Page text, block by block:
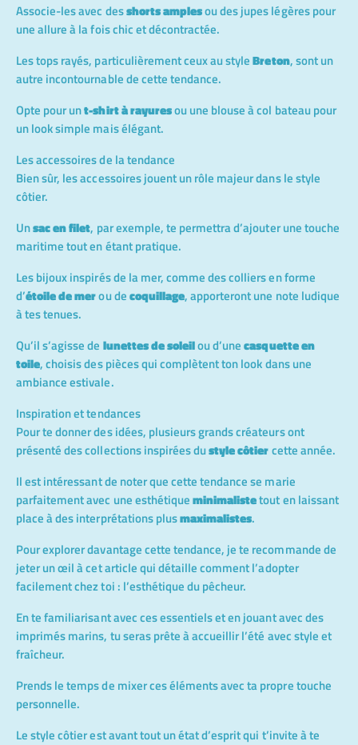
Associe-les avec desshorts amplesou des jupes légères pour
une allure à la fois chic et décontractée.
Les tops rayés, particulièrement ceux au styleBreton, sont un
autre incontournable de cette tendance.
Opte pour unt-shirt à rayuresou une blouse à col bateau pour
un look simple mais élégant.
Les accessoires de la tendance
Bien sûr, les accessoires jouent un rôle majeur dans le style
côtier.
Unsac en filet, par exemple, te permettra d’ajouter une touche
maritime tout en étant pratique.
Les bijoux inspirés de la mer, comme des colliers en forme
d’étoile de merou decoquillage, apporteront une note ludique
à tes tenues.
Qu’il s’agisse de lunettes de soleilou d’unecasquette en
toile, choisis des pièces qui complètent ton look dans une
ambiance estivale.
Inspiration et tendances
Pour te donner des idées, plusieurs grands créateurs ont
présenté des collections inspirées dustyle côtiercette année.
Il est intéressant de noter que cette tendance se marie
parfaitement avec une esthétiqueminimalistetout en laissant
place à des interprétations plusmaximalistes.
Pour explorer davantage cette tendance, je te recommande de
jeter un œil à cet article qui détaille comment l’adopter
facilement chez toi : l’esthétique du pêcheur.
En te familiarisant avec ces essentiels et en jouant avec des
imprimés marins, tu seras prête à accueillir l’été avec style et
fraîcheur.
Prends le temps de mixer ces éléments avec ta propre touche
personnelle.
Le style côtier est avant tout un état d’esprit qui t’invite à te